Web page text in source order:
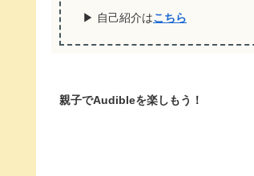
▶ 自己紹介はこちら
親子でAudibleを楽しもう！